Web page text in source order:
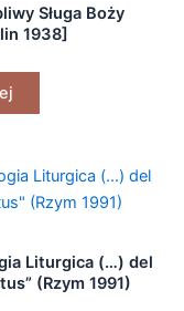
Sługa Boży
1938]
Liturgica (…) del
(Rzym 1991)